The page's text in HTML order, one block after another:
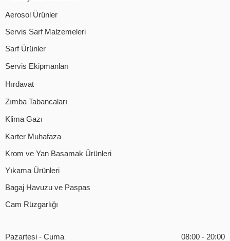
Aerosol Ürünler
Servis Sarf Malzemeleri
Sarf Ürünler
Servis Ekipmanları
Hırdavat
Zımba Tabancaları
Klima Gazı
Karter Muhafaza
Krom ve Yan Basamak Ürünleri
Yıkama Ürünleri
Bagaj Havuzu ve Paspas
Cam Rüzgarlığı
Pazartesi - Cuma 08:00 - 20:00